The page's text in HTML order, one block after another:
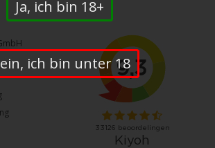
Ja, ich bin 18+
ich bin unter 18